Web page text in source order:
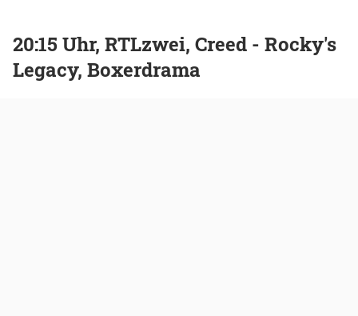
20:15 Uhr, RTLzwei, Creed - Rocky's
Legacy, Boxerdrama